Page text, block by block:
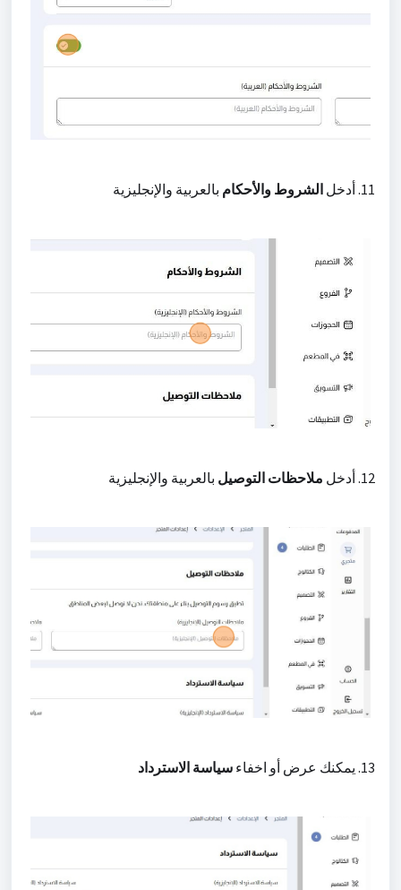
11. أدخل الشروط والأحكام بالعربية والإنجليزية
12. أدخل ملاحظات التوصيل بالعربية والإنجليزية
13. يمكنك عرض أو اخفاء سياسة الاسترداد